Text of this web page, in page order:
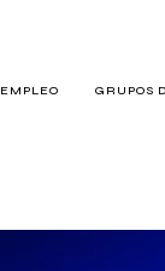
EMPLEO GRUPOS